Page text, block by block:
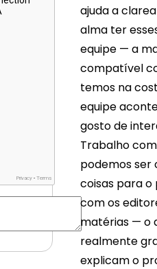
ajuda a
alma ter
equipe — a
compatível
temos na
equipe
gosto de
Trabalho
podemos ser
coisas para o
com os
matérias — o
realmente
explicam o